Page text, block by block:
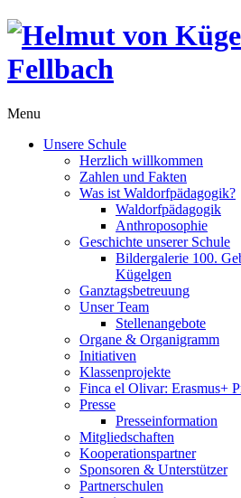
Menu
Unsere Schule
Herzlich willkommen
Zahlen und Fakten
Was ist Waldorfpädagogik?
Waldorfpädagogik
Anthroposophie
Geschichte unserer Schule
Bildergalerie 100.
Kügelgen
Ganztagsbetreuung
Unser Team
Stellenangebote
Organe & Organigramm
Initiativen
Klassenprojekte
Finca el Olivar: Erasmus+
Presse
Presseinformation
Mitgliedschaften
Kooperationspartner
Sponsoren & Unterstützer
Partnerschulen